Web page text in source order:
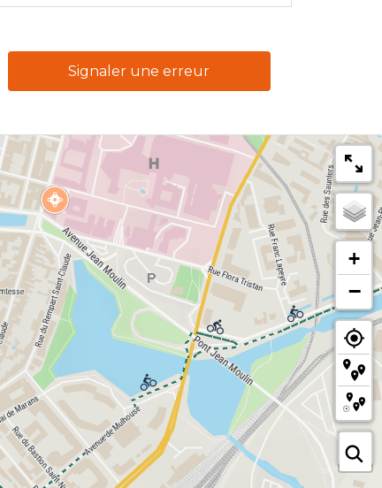
Signaler une erreur
+
−